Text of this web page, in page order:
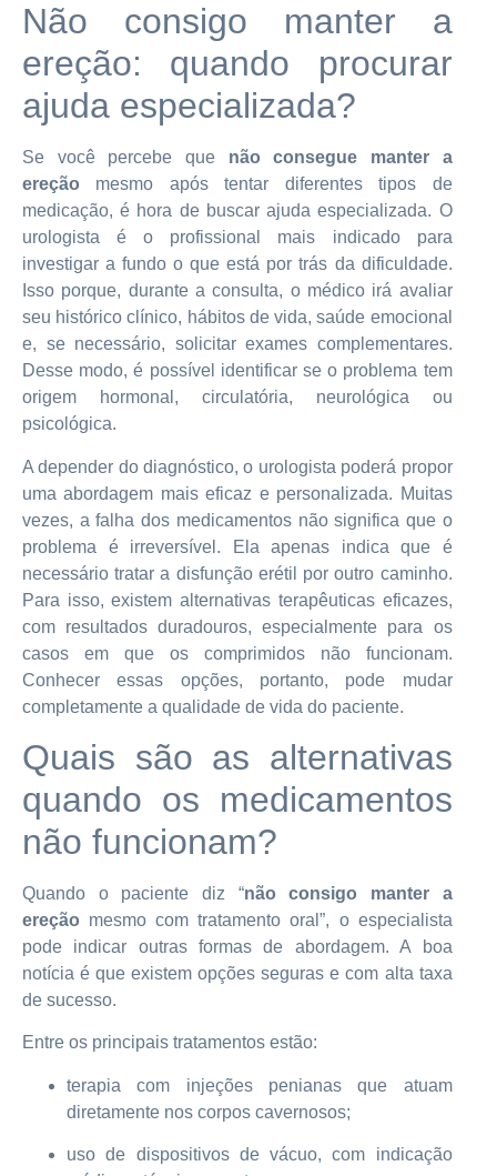
Não consigo manter a
ereção: quando procurar
ajuda especializada?
Se você percebe que não consegue manter a
ereção mesmo após tentar diferentes tipos de
medicação, é hora de buscar ajuda especializada. O
urologista é o profissional mais indicado para
investigar a fundo o que está por trás da dificuldade.
Isso porque, durante a consulta, o médico irá avaliar
seu histórico clínico, hábitos de vida, saúde emocional
e, se necessário, solicitar exames complementares.
Desse modo, é possível identificar se o problema tem
origem hormonal, circulatória, neurológica ou
psicológica.
A depender do diagnóstico, o urologista poderá propor
uma abordagem mais eficaz e personalizada. Muitas
vezes, a falha dos medicamentos não significa que o
problema é irreversível. Ela apenas indica que é
necessário tratar a disfunção erétil por outro caminho.
Para isso, existem alternativas terapêuticas eficazes,
com resultados duradouros, especialmente para os
casos em que os comprimidos não funcionam.
Conhecer essas opções, portanto, pode mudar
completamente a qualidade de vida do paciente.
Quais são as alternativas
quando os medicamentos
não funcionam?
Quando o paciente diz “não consigo manter a
ereção mesmo com tratamento oral”, o especialista
pode indicar outras formas de abordagem. A boa
notícia é que existem opções seguras e com alta taxa
de sucesso.
Entre os principais tratamentos estão:
terapia com injeções penianas que atuam
diretamente nos corpos cavernosos;
uso de dispositivos de vácuo, com indicação